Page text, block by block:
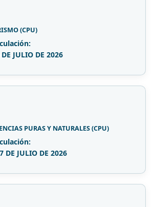
(CPU)
JULIO DE 2026
PURAS Y NATURALES (CPU)
DE JULIO DE 2026